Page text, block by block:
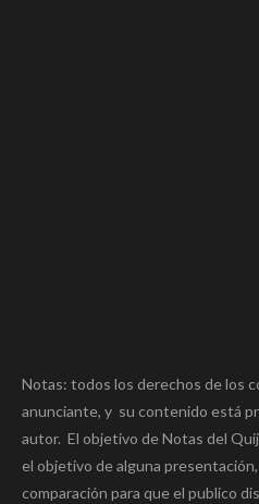
Notas: todos los derechos de los
anunciante, y su contenido está
autor. El objetivo de Notas del
el objetivo de alguna
comparación para que el publico